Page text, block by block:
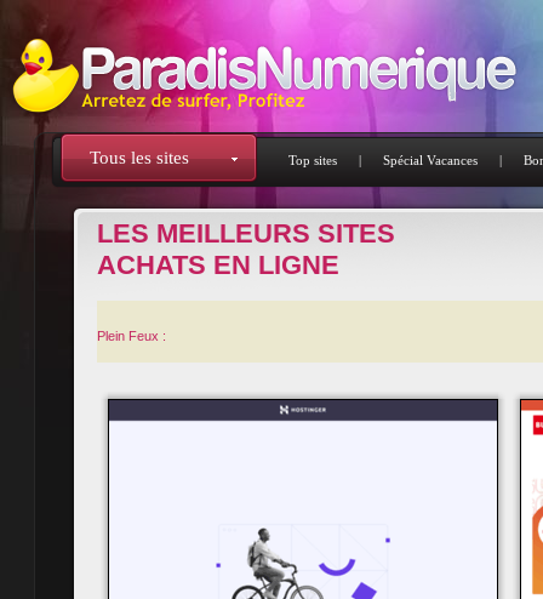
Tous les sites Top sites | Spécial Vacances |
LES MEILLEURS SITES
ACHATS EN LIGNE
Plein Feux :